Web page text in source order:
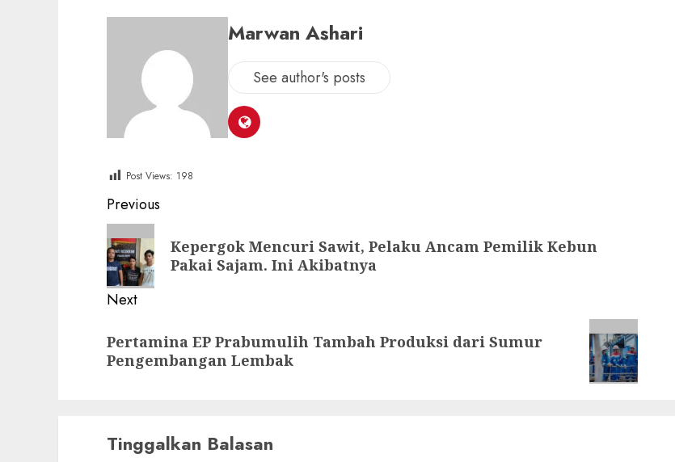
Marwan Ashari
See author's posts
Post Views: 198
Post
navigation
Previous
Previous
post:
Kepergok Mencuri Sawit, Pelaku Ancam Pemilik Kebun
Pakai Sajam. Ini Akibatnya
Next
post:
Pertamina EP Prabumulih Tambah Produksi dari Sumur
Pengembangan Lembak
Tinggalkan Balasan